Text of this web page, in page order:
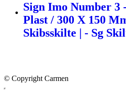
Sign Imo Number 3
Plast / 300 X 150
Skibsskilte | - Sg
© Copyright Carmen